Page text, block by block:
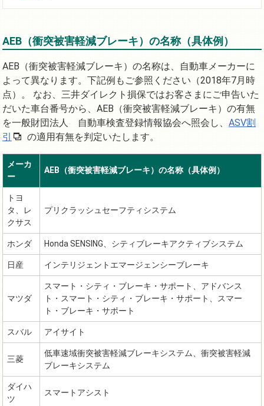
AEB（衝突被害軽減ブレーキ）の名称（具体例）
AEB（衝突被害軽減ブレーキ）の名称は、自動車メーカーに
よって異なります。下記例もご参照ください（2018年7月時
点）。 なお、三井ダイレクト損保ではお客さまにご申告いた
だいた車台番号から、AEB（衝突被害軽減ブレーキ）の有無
を一般財団法人 自動車検査登録情報協会へ照会し、 ASV割
引
の適用有無を判定いたします。
メーカ
ー
AEB（衝突被害軽減ブレーキ）の名称（具体例）
トヨ
タ、レ
クサス
プリクラッシュセーフティシステム
ホンダ Honda SENSING、シティブレーキアクティブシステム
日産 インテリジェントエマージェンシーブレーキ
マツダ
スマート・シティ・ブレーキ・サポート、アドバンス
ト・スマート・シティ・ブレーキ・サポート、スマー
ト・ブレーキ・サポート
スバル アイサイト
三菱
低車速域衝突被害軽減ブレーキシステム、衝突被害軽減
ブレーキシステム
ダイハ
ツ
スマートアシスト